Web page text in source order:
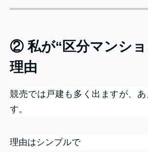
② 私が“区分マンショ
理由
競売では戸建も多く出ますが、あ
す。
理由はシンプルで